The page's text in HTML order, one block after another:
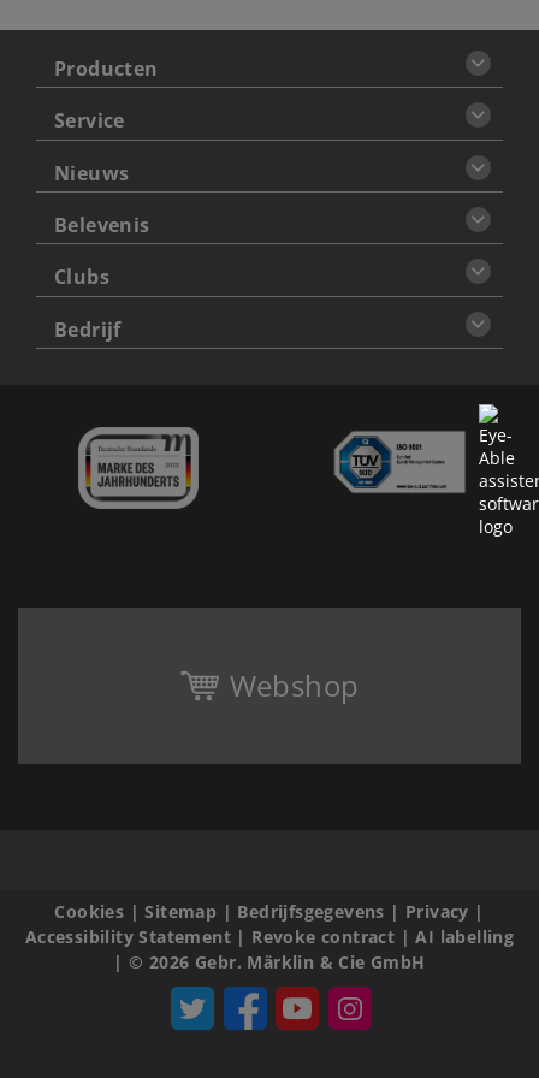
Producten
Service
Nieuws
Belevenis
Clubs
Bedrijf
Webshop
Cookies |Sitemap | Bedrijfsgegevens | Privacy |
Accessibility Statement| Revoke contract |AI labelling
|© 2026 Gebr. Märklin & Cie GmbH